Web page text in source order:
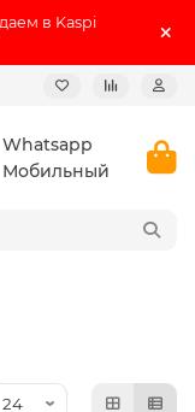
в Kaspi
Whatsapp
Мобильный